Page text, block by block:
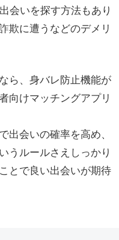
会いを探す方法もあり
欺に遭うなどのデメリ
ら、身バレ防止機能が
向けマッチングアプリ
出会いの確率を高め、
うルールさえしっかり
とで良い出会いが期待